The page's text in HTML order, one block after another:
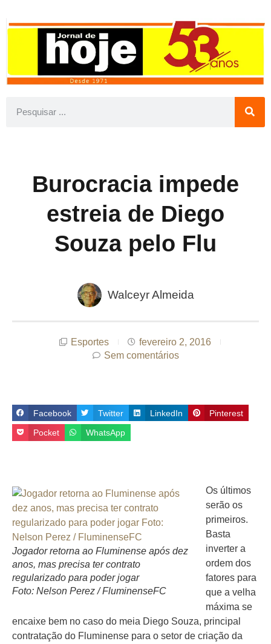
Burocracia impede
estreia de Diego
Souza pelo Flu
Walceyr Almeida
Esportes
fevereiro 2, 2016
Sem comentários
Facebook Twitter LinkedIn Pinterest
Pocket WhatsApp
Jogador retorna ao Fluminense após dez
anos, mas precisa ter contrato
regularizado para poder jogar
Foto: Nelson Perez / FluminenseFC
Os últimos
serão os
primeiros.
Basta
inverter a
ordem dos
fatores para
que a velha
máxima se
encaixe bem no caso do meia Diego Souza, principal
contratação do Fluminense para o setor de criação da